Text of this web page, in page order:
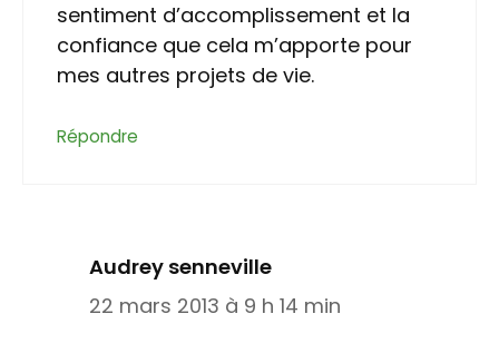
sentiment d’accomplissement et la
confiance que cela m’apporte pour
mes autres projets de vie.
Répondre
Audrey senneville
22 mars 2013 à 9 h 14 min